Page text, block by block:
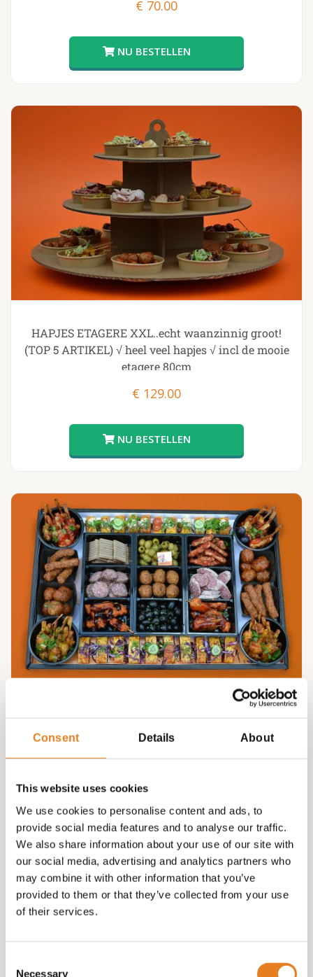
Consent Details About
This website uses cookies
We use cookies to personalise content and ads, to
provide social media features and to analyse our traffic.
We also share information about your use of our site with
our social media, advertising and analytics partners who
may combine it with other information that you’ve
provided to them or that they’ve collected from your use
of their services.
Necessary
€ 70.00
HAPJES ETAGERE XXL..echt waanzinnig groot!
(TOP 5 ARTIKEL) √ heel veel hapjes √ incl de mooie
etagere 80cm
€ 129.00
HAPJESSCHAAL 64,00 “veelzijdig”
€